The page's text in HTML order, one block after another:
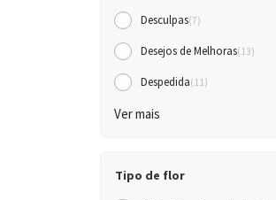
Desculpas(7)
Desejos de Melhoras(13)
Despedida(11)
Ver mais
Tipo de flor